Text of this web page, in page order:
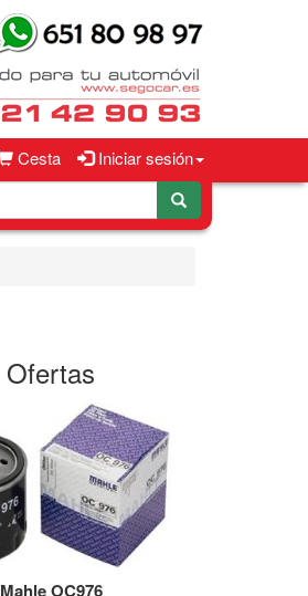
Cesta Iniciar sesión
Ofertas
Mahle OC976